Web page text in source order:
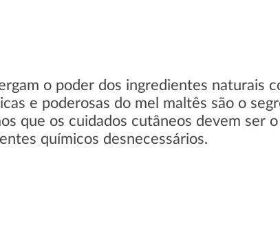
o poder dos ingredientes naturais
e poderosas do mel maltês são o
que os cuidados cutâneos devem ser
químicos desnecessários.